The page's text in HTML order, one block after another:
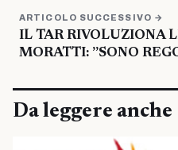
ARTICOLO SUCCESSIVO →
IL TAR RIVOLUZIONA
MORATTI: ”SONO
Da leggere anche